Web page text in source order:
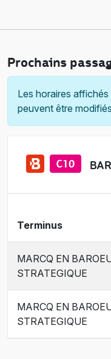
Prochains
Les horaires
peuvent être
Terminus
MARCQ EN
STRATEGIQUE
MARCQ EN
STRATEGIQUE